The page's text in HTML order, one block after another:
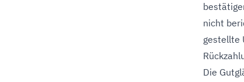
nicht
gestellte
Die